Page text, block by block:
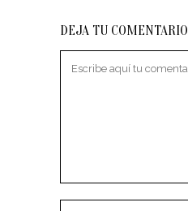
DEJA TU COMENTARIO